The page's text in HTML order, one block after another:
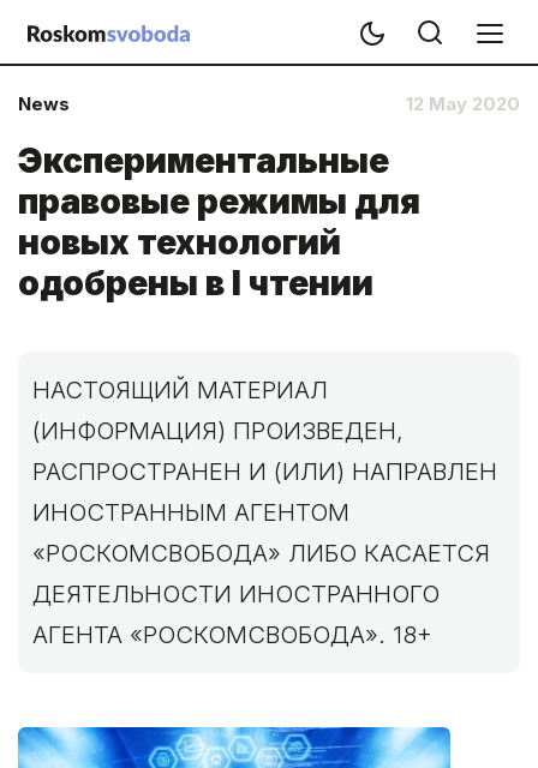
News 12 May 2020
Экспериментальные
правовые режимы для
новых технологий
одобрены в І чтении
НАСТОЯЩИЙ МАТЕРИАЛ
(ИНФОРМАЦИЯ) ПРОИЗВЕДЕН,
РАСПРОСТРАНЕН И (ИЛИ) НАПРАВЛЕН
ИНОСТРАННЫМ АГЕНТОМ
«РОСКОМСВОБОДА» ЛИБО КАСАЕТСЯ
ДЕЯТЕЛЬНОСТИ ИНОСТРАННОГО
АГЕНТА «РОСКОМСВОБОДА». 18+